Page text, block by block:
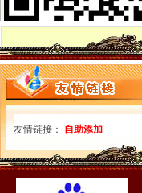
从海关到财富中心怎么坐公
海口海关批复三亚海棠湾
梧州写字楼：国龙财富中心
财富星动向上海海关:欧洲
中电电机：次公开发行股票
开春绿好心,在重庆财富金融
[环球财经连线]深圳海关掉
鲁培到长三角海关区域通关
社区工作者与工作师区别_
上海海关学院和中央财经大
【自贸区海关内唯一在售
友情链接： 自助添加